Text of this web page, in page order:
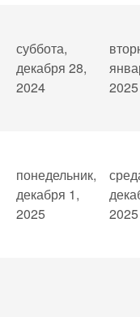
суббота,
декабря 28,
2024
понедельник,
декабря 1,
2025